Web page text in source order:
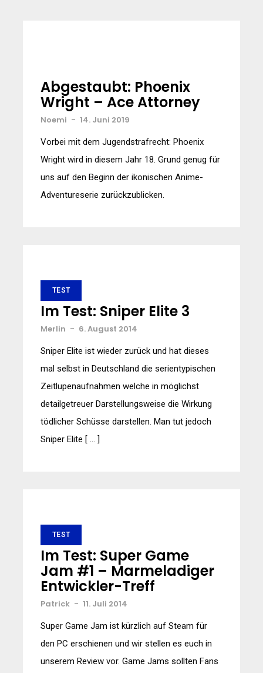
Abgestaubt: Phoenix
Wright – Ace Attorney
Noemi - 14. Juni 2019
Vorbei mit dem Jugendstrafrecht: Phoenix
Wright wird in diesem Jahr 18. Grund genug für
uns auf den Beginn der ikonischen Anime-
Adventureserie zurückzublicken.
TEST
Im Test: Sniper Elite 3
Merlin - 6. August 2014
Sniper Elite ist wieder zurück und hat dieses
mal selbst in Deutschland die serientypischen
Zeitlupenaufnahmen welche in möglichst
detailgetreuer Darstellungsweise die Wirkung
tödlicher Schüsse darstellen. Man tut jedoch
Sniper Elite [ … ]
TEST
Im Test: Super Game
Jam #1 – Marmeladiger
Entwickler-Treff
Patrick - 11. Juli 2014
Super Game Jam ist kürzlich auf Steam für
den PC erschienen und wir stellen es euch in
unserem Review vor. Game Jams sollten Fans